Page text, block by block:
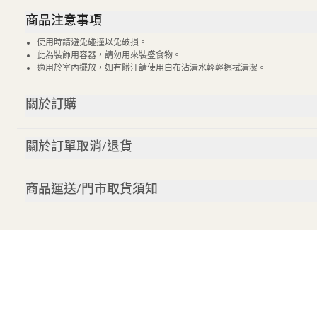
商品注意事項
使用時請避免碰撞以免破損。
此為裝飾用容器，請勿用來裝盛食物。
適用於室內擺放，如有髒汙請使用白布沾清水輕輕擦拭清潔。
關於訂購
關於訂單取消/退貨
商品運送/門市取貨須知